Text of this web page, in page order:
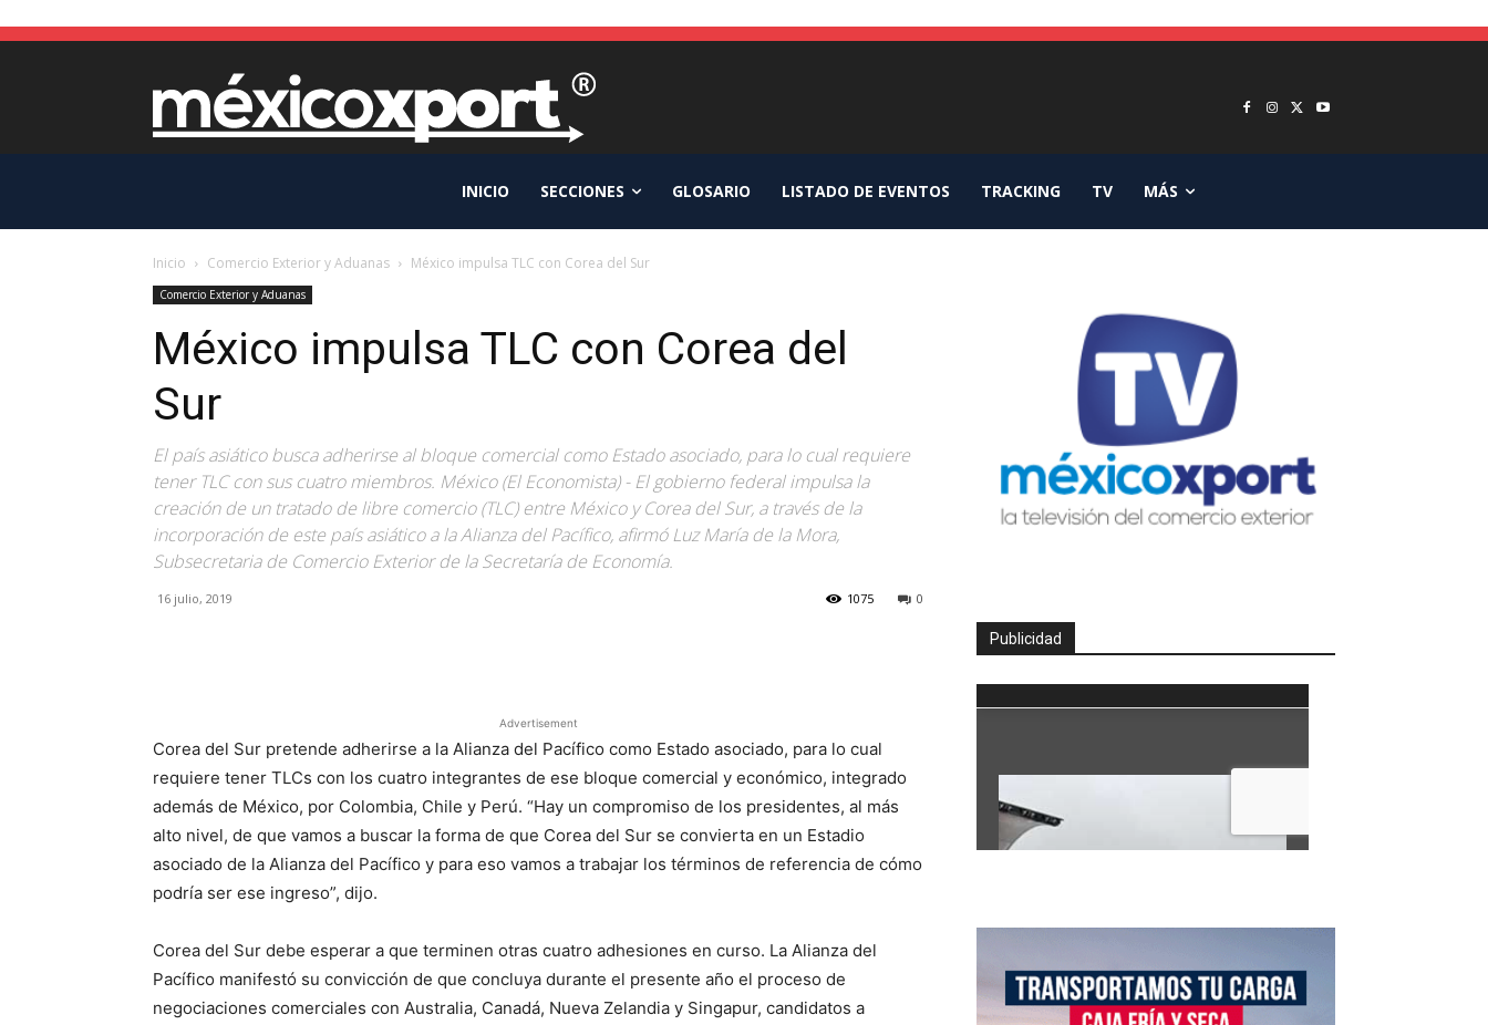
INICIO SECCIONES GLOSARIO LISTADO DE EVENTOS TRACKING TV MÁS
Inicio Comercio Exterior y Aduanas México impulsa TLC con Corea del Sur
Comercio Exterior y Aduanas
México impulsa TLC con Corea del
Sur
El país asiático busca adherirse al bloque comercial como Estado asociado, para lo cual requiere
tener TLC con sus cuatro miembros. México (El Economista) - El gobierno federal impulsa la
creación de un tratado de libre comercio (TLC) entre México y Corea del Sur, a través de la
incorporación de este país asiático a la Alianza del Pacífico, afirmó Luz María de la Mora,
Subsecretaria de Comercio Exterior de la Secretaría de Economía.
16 julio, 2019 0
1075
Advertisement
Corea del Sur pretende adherirse a la Alianza del Pacífico como Estado asociado, para lo cual
requiere tener TLCs con los cuatro integrantes de ese bloque comercial y económico, integrado
además de México, por Colombia, Chile y Perú. “Hay un compromiso de los presidentes, al más
alto nivel, de que vamos a buscar la forma de que Corea del Sur se convierta en un Estadio
asociado de la Alianza del Pacífico y para eso vamos a trabajar los términos de referencia de cómo
podría ser ese ingreso”, dijo.
Corea del Sur debe esperar a que terminen otras cuatro adhesiones en curso. La Alianza del
Pacífico manifestó su convicción de que concluya durante el presente año el proceso de
negociaciones comerciales con Australia, Canadá, Nueva Zelandia y Singapur, candidatos a
Publicidad